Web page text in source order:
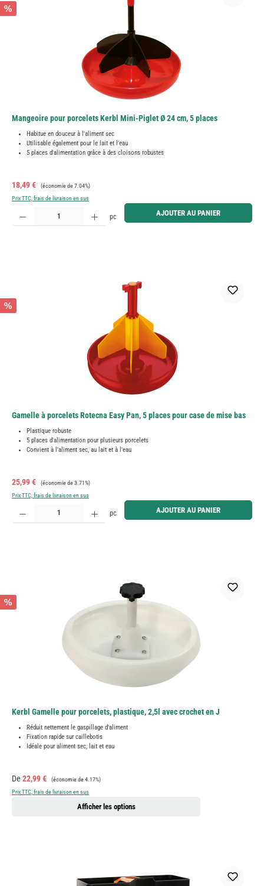
%
Mangeoire pour porcelets Kerbl Mini-Piglet Ø 24 cm, 5 places
Habitue en douceur à l'aliment sec
Utilisable également pour le lait et l'eau
5 places d'alimentation grâce à des cloisons robustes
Prix de vente :
18,49 € Prix régulier :
(économie de 7.04%)
Prix TTC, frais de livraison en sus
Quantité de produit : Entrez la quantité souhaitée ou utilisez les boutons pour augmenter ou
pc AJOUTER AU PANIER
%
Gamelle à porcelets Rotecna Easy Pan, 5 places pour case de mise bas
Plastique robuste
5 places d'alimentation pour plusieurs porcelets
Convient à l'aliment sec, au lait et à l'eau
Prix de vente :
25,99 € Prix régulier :
(économie de 3.71%)
Prix TTC, frais de livraison en sus
Quantité de produit : Entrez la quantité souhaitée ou utilisez les boutons pour augmenter ou
pc AJOUTER AU PANIER
%
Kerbl Gamelle pour porcelets, plastique, 2,5l avec crochet en J
Réduit nettement le gaspillage d'aliment
Fixation rapide sur caillebotis
Idéale pour aliment sec, lait et eau
Prix de vente :
De 22,99 € Prix régulier :
(économie de 4.17%)
Prix TTC, frais de livraison en sus
Afficher les options